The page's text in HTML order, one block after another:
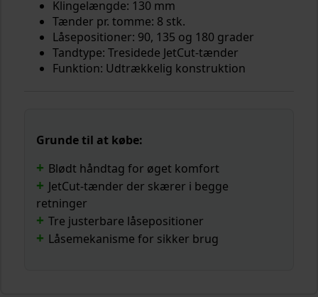
Klingelængde: 130 mm
Tænder pr. tomme: 8 stk.
Låsepositioner: 90, 135 og 180 grader
Tandtype: Tresidede JetCut-tænder
Funktion: Udtrækkelig konstruktion
Grunde til at købe:
Blødt håndtag for øget komfort
JetCut-tænder der skærer i begge
retninger
Tre justerbare låsepositioner
Låsemekanisme for sikker brug